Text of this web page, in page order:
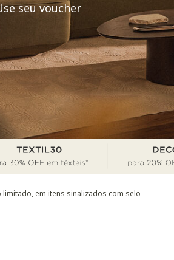
seu voucher
em itens sinalizados com selo